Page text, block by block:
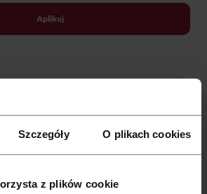
Szczegóły O plikach cookies
z plików cookie
Qubus Hotel Gorzów
Qubus Hotel Gliwice
Qubus Hotel Bielsko-
Aplikuj
skupia się na ludziach.
się w naszych hotelach